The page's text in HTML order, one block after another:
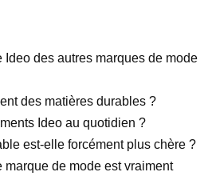
Ideo des autres marques de mode
des matières durables ?
Ideo au quotidien ?
est-elle forcément plus chère ?
de mode est vraiment